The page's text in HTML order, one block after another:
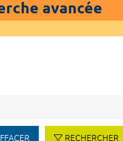
avancée
RECHERCHER